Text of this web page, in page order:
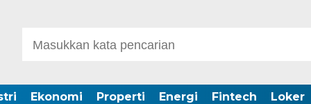
Ekonomi Properti Energi Fintech Loker